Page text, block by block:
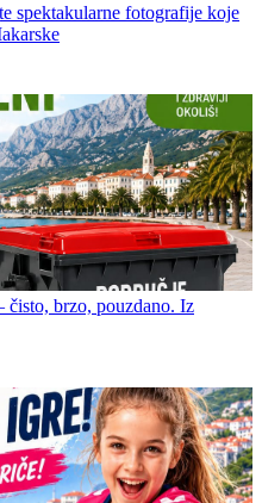
spektakularne fotografije koje
čisto, brzo, pouzdano. Iz